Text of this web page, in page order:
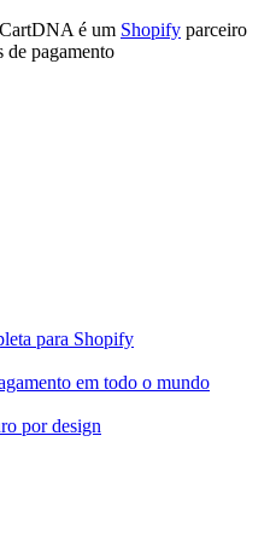
CartDNA é um Shopify parceiro
de pagamento
para Shopify
em todo o mundo
por design